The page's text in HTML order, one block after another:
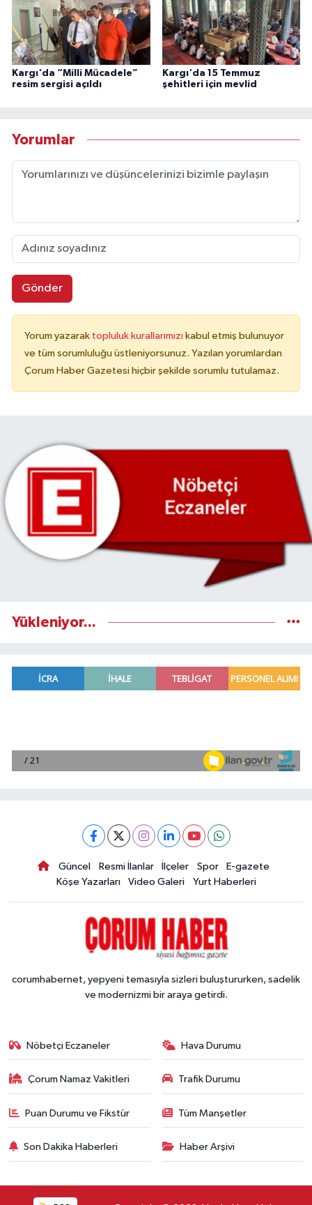
Kargı'da “Milli Mücadele”
resim sergisi açıldı
Kargı'da 15 Temmuz
şehitleri için mevlid
Yorumlar
Gönder
Yorum yazarak topluluk kurallarımızı kabul etmiş bulunuyor
ve tüm sorumluluğu üstleniyorsunuz. Yazılan yorumlardan
Çorum Haber Gazetesi hiçbir şekilde sorumlu tutulamaz.
Yükleniyor...
Güncel Resmi İlanlar İlçeler Spor
E-gazete
Köşe Yazarları
Video Galeri Yurt Haberleri
corumhabernet, yepyeni temasıyla sizleri buluştururken, sadelik
ve modernizmi bir araya getirdi.
Nöbetçi Eczaneler Hava Durumu
Çorum Namaz Vakitleri Trafik Durumu
Puan Durumu ve Fikstür Tüm Manşetler
Son Dakika Haberleri Haber Arşivi